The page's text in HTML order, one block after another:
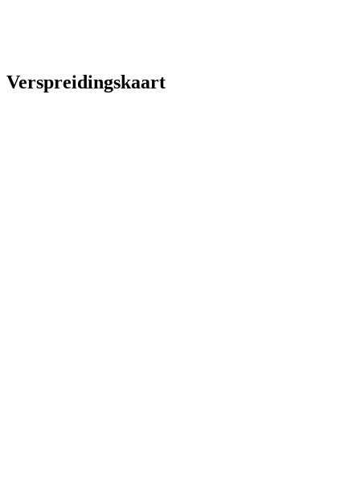
Verspreidingskaart